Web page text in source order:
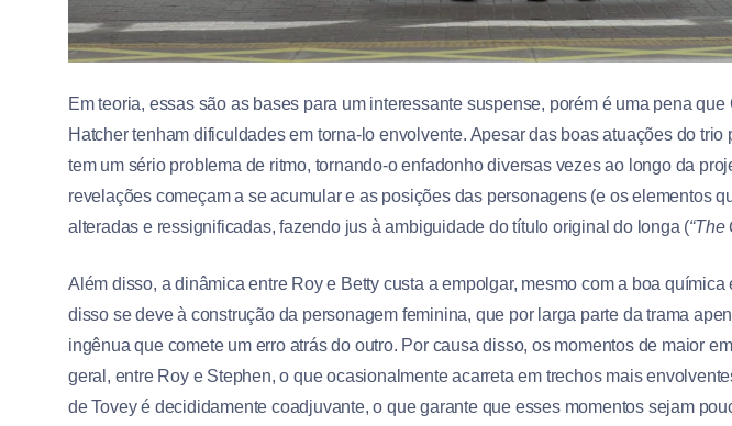
Em teoria, essas são as bases para um interessante suspense, porém é uma pena
Hatcher tenham dificuldades em torna-lo envolvente. Apesar das boas atuações do trio
tem um sério problema de ritmo, tornando-o enfadonho diversas vezes ao longo da
revelações começam a se acumular e as posições das personagens (e os elementos
alteradas e ressignificadas, fazendo jus à ambiguidade do título original do longa (“The
Além disso, a dinâmica entre Roy e Betty custa a empolgar, mesmo com a boa
disso se deve à construção da personagem feminina, que por larga parte da trama
ingênua que comete um erro atrás do outro. Por causa disso, os momentos de maior
geral, entre Roy e Stephen, o que ocasionalmente acarreta em trechos mais
de Tovey é decididamente coadjuvante, o que garante que esses momentos sejam